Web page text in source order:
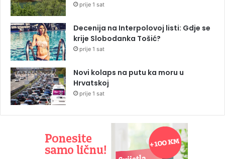
prije 1 sat
Decenija na Interpolovoj listi: Gdje se
krije Slobodanka Tošić?
prije 1 sat
Novi kolaps na putu ka moru u
Hrvatskoj
prije 1 sat